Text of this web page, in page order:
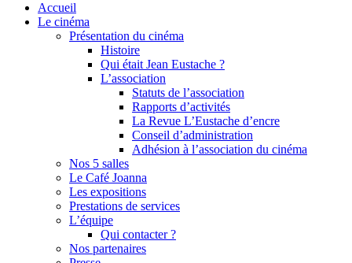
Accueil
Le cinéma
Présentation du cinéma
Histoire
Qui était Jean Eustache ?
L’association
Statuts de l’association
Rapports d’activités
La Revue L’Eustache d’encre
Conseil d’administration
Adhésion à l’association du cinéma
Nos 5 salles
Le Café Joanna
Les expositions
Prestations de services
L’équipe
Qui contacter ?
Nos partenaires